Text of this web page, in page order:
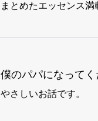
まとめたエッセンス満
僕のパパになってく
やさしいお話です。